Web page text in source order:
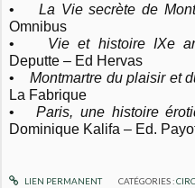
• La Vie secrète de
Omnibus
• Vie et histoire IXe
Deputte – Ed Hervas
•Montmartre du plaisir et
La Fabrique
• Paris, une histoire
Dominique Kalifa – Ed.
LIEN PERMANENT CATÉGORIES :